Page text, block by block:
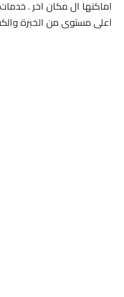
اماكنها ال مكان اخر .
اعلى مستوى من الخبرة